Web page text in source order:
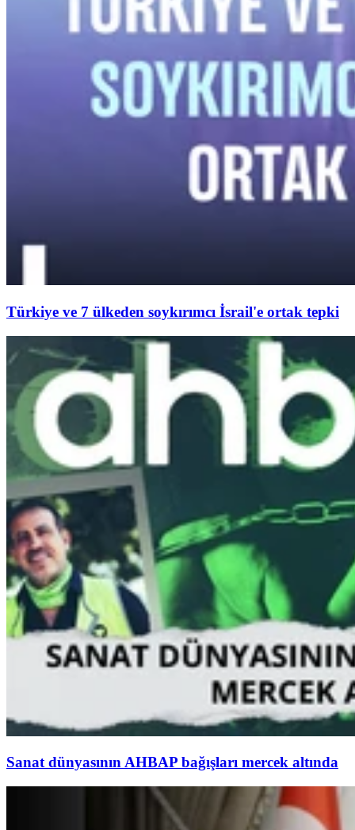
Türkiye ve 7 ülkeden soykırımcı İsrail'e ortak tepki
Sanat dünyasının AHBAP bağışları mercek altında